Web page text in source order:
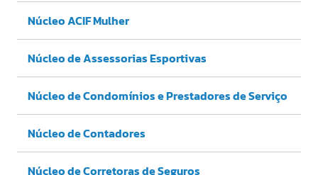
Núcleo ACIF Mulher
Núcleo de Assessorias Esportivas
Núcleo de Condomínios e Prestadores de Serviço
Núcleo de Contadores
Núcleo de Corretoras de Seguros